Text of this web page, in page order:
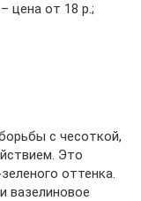
цена от 18 р.;
с чесоткой,
Это
оттенка.
вазелиновое